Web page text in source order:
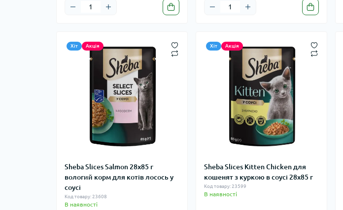
Хіт Акція
Sheba Slices Salmon 28х85 г
вологий корм для котів лосось у
соусі
Код товару: 23608
В наявності
Хіт Акція
Sheba Slices Kitten Chicken для
кошенят з куркою в соусі 28х85 г
Код товару: 23599
В наявності